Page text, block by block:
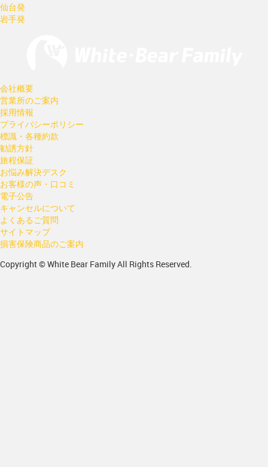
仙台発
岩手発
会社概要
営業所のご案内
採用情報
プライバシーポリシー
標識・各種約款
勧誘方針
旅程保証
お悩み解決デスク
お客様の声・口コミ
電子公告
キャンセルについて
よくあるご質問
サイトマップ
損害保険商品のご案内
Copyright © White Bear Family All Rights Reserved.